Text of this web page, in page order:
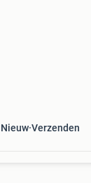
Nieuw Verzenden